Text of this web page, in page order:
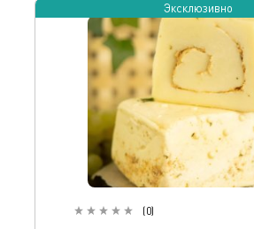
Эксклюзивно
(0)